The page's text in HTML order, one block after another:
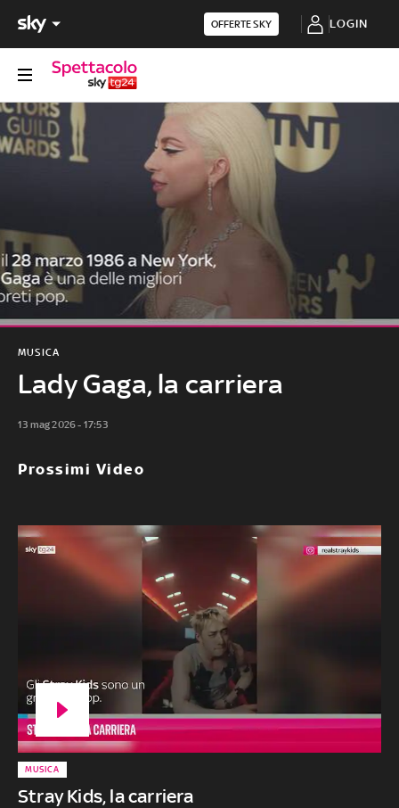
OFFERTE SKY LOGIN
Lady Gaga, la carriera
MUSICA
13 mag 2026 - 17:53
Prossimi Video
Stray Kids, la carriera
MUSICA